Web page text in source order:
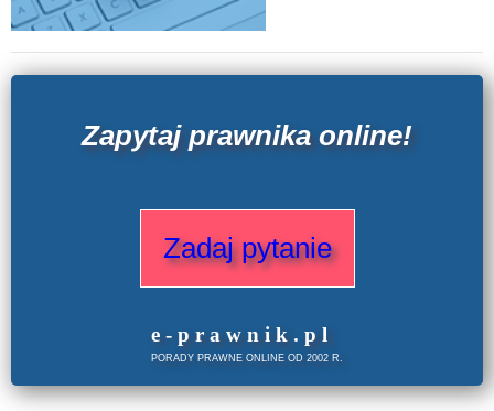
Zapytaj prawnika online!
Zadaj pytanie
e -prawnik . pl
PORADY PRAWNE ONLINE OD 2002 R.